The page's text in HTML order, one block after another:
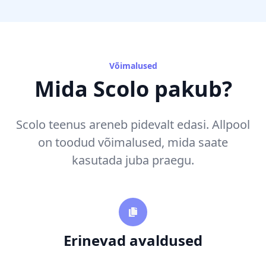
Võimalused
Mida Scolo pakub?
Scolo teenus areneb pidevalt edasi. Allpool
on toodud võimalused, mida saate
kasutada juba praegu.
Erinevad avaldused